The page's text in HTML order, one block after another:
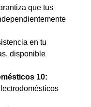
que tus
en tu
disponible
10: